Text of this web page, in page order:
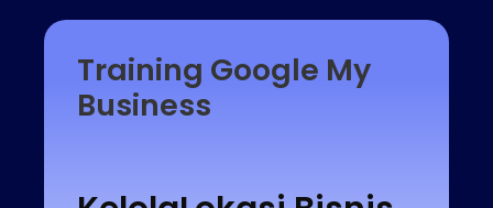
Training Google My
Business